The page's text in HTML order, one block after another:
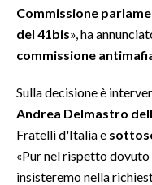
INFO AZIENDE
ABBONATI
ANNUNCI
PUBBLICITÀ
SPIAGGE
STORE
Commissione
del 41bis», ha
commissione
Sulla decisione è
Andrea Delmastro
Fratelli d'Italia e
«Pur nel rispetto dovuto
insisteremo nella